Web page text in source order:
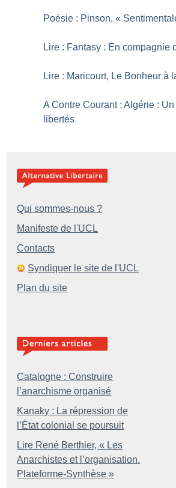
Poésie : Pinson, «
Lire : Fantasy : En compagnie
Lire : Maricourt, Le Bonheur à
A Contre Courant : Algérie : Un
libertés
Qui sommes-nous ?
Manifeste de l'UCL
Contacts
Syndiquer le site de l'UCL
Plan du site
Catalogne : Construire
l’anarchisme organisé
Kanaky : La répression de
l’État colonial se poursuit
Lire René Berthier, « Les
Anarchistes et l’organisation.
Plateforme-Synthèse »